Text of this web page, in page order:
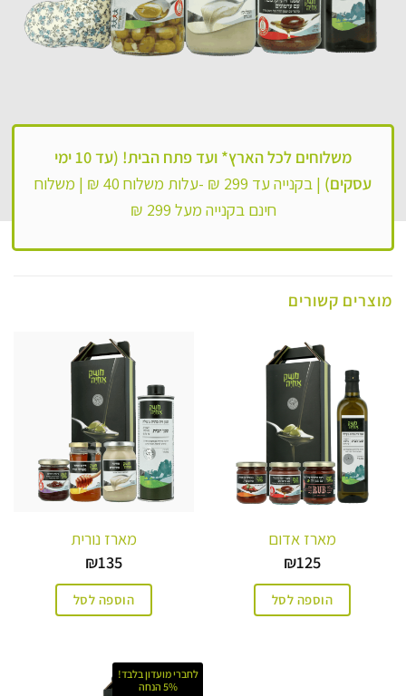
משלוחים לכל הארץ*
ועד פתח הבית! (עד 10 ימי
עסקים) | בקנייה עד 299 ₪ -עלות משלוח 40 ₪ |
משלוח
חינם בקנייה מעל 299 ₪
מוצרים קשורים
מארז אדום
₪125
הוספה לסל
מארז נורית
₪135
הוספה לסל
לחברי מועדון בלבד!
5% הנחה